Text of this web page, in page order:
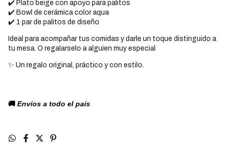
✔️ Plato beige con apoyo para palitos
✔️ Bowl de cerámica color aqua
✔️ 1 par de palitos de diseño
Ideal para acompañar tus comidas y darle un toque distinguido a
tu mesa. O regalarselo a alguien muy especial
✨ Un regalo original, práctico y con estilo.
🚚 Envíos a todo el país